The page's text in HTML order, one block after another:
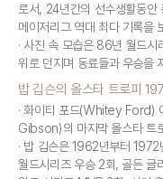
로서, 24년간의 선수생활동
메이저리그 역대 최다 기록을
사진 속 모습은 86년 월드시
위로 던지며 동료들과 우승을
밥 깁슨의 올스타 트로피
화이티 포드(Whitey Ford)
Gibson)의 마지막 올스타 트
밥 깁슨은 1962년부터 1972
월드시리즈 우승 2회, 골든